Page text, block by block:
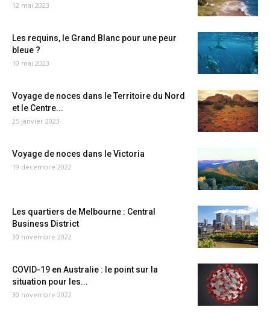
12 mai 2023
Les requins, le Grand Blanc pour une peur
bleue ?
10 mai 2023
Voyage de noces dans le Territoire du Nord
et le Centre...
25 janvier 2023
Voyage de noces dans le Victoria
19 décembre 2022
Les quartiers de Melbourne : Central
Business District
30 novembre 2022
COVID-19 en Australie : le point sur la
situation pour les...
30 novembre 2022